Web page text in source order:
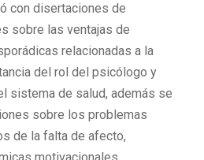
con disertaciones de
sobre las ventajas de
relacionadas a la
del rol del psicólogo y
sistema de salud, además se
sobre los problemas
de la falta de afecto,